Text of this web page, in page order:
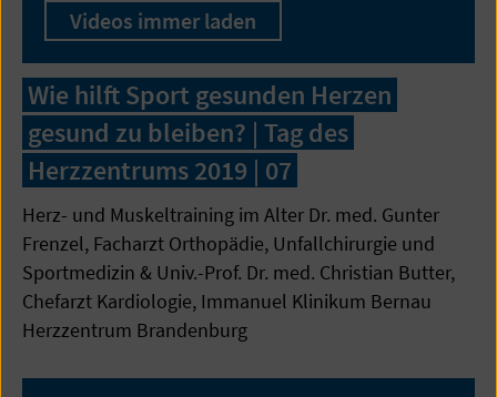
Videos immer laden
Wie hilft Sport gesunden Herzen
gesund zu bleiben? | Tag des
Herzzentrums 2019 | 07
Herz- und Muskeltraining im Alter Dr. med. Gunter
Frenzel, Facharzt Orthopädie, Unfallchirurgie und
Sportmedizin & Univ.-Prof. Dr. med. Christian Butter,
Chefarzt Kardiologie, Immanuel Klinikum Bernau
Herzzentrum Brandenburg